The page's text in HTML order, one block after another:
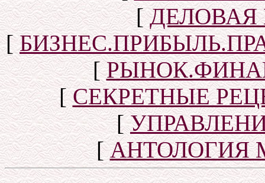
[
[
[
[СЕКРЕТНЫЕ
[
[АНТОЛОГИЯ